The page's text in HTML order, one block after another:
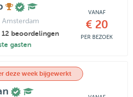
, Amsterdam
12 beoordelingen
gasten
VANAF
€ 20
PER BEZOEK
deze week bijgewerkt